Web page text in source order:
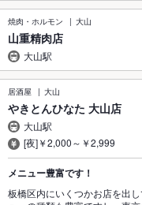
焼肉・ホルモン 大山
山重精肉店
大山駅
居酒屋 大山
やきとんひなた 大山店
大山駅
[夜]￥2,000～￥2,999
メニュー豊富です！
板橋区内にいくつかお店を出